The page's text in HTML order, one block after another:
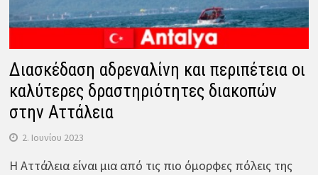
Διασκέδαση αδρεναλίνη και περιπέτεια οι
καλύτερες δραστηριότητες διακοπών
στην Αττάλεια
2. Ιουνίου 2023
Η Αττάλεια είναι μια από τις πιο όμορφες πόλεις της